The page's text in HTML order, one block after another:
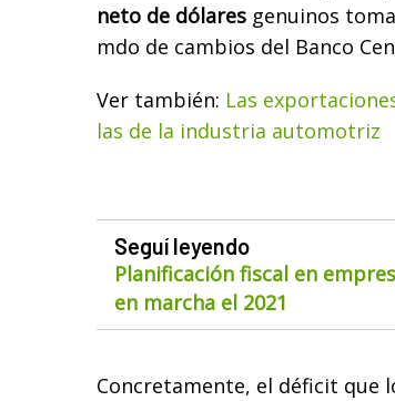
neto de dólares genuinos
mdo de cambios del Banco
Ver también: Las
las de la industria automotriz
Seguí leyendo
Planificación fiscal en
en marcha el 2021
Concretamente, el déficit que